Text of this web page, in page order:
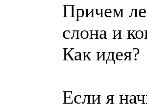
Причем
слона и
Как идея?
Если я